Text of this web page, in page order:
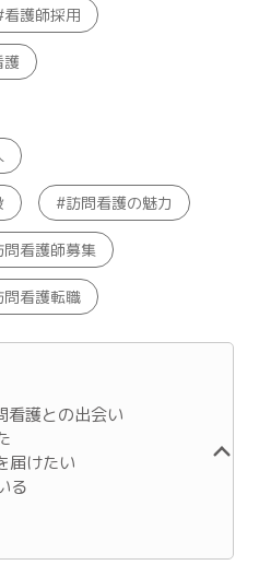
看護師採用
護
訪問看護の魅力
問看護師募集
問看護転職
護との出会い
届けたい
る